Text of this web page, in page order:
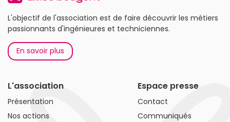
L'objectif de l'association est de faire découvrir les métiers
passionnants d'ingénieures et techniciennes.
En savoir plus
L'association
Présentation
Nos actions
Espace presse
Contact
Communiqués